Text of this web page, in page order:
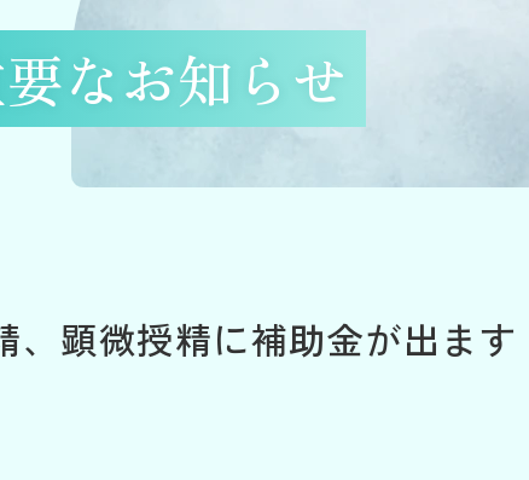
なお知らせ
、顕微授精に補助金が出ます